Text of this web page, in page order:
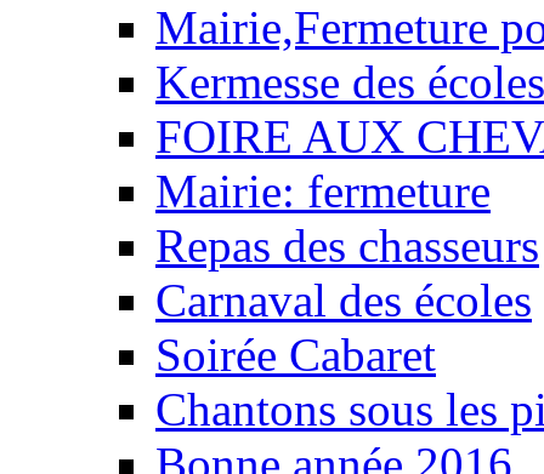
Mairie,Fermeture
Kermesse des écoles
FOIRE AUX
Mairie: fermeture
Repas des chasseurs
Carnaval des écoles
Soirée Cabaret
Chantons sous les